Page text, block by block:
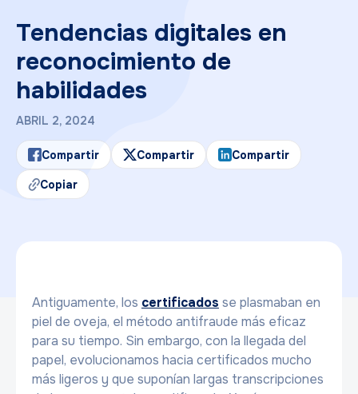
Tendencias digitales en
reconocimiento de
habilidades
ABRIL 2, 2024
Compartir Compartir Compartir
Copiar
Antiguamente, los certificados se plasmaban en
piel de oveja, el método antifraude más eficaz
para su tiempo. Sin embargo, con la llegada del
papel, evolucionamos hacia certificados mucho
más ligeros y que suponían largas transcripciones